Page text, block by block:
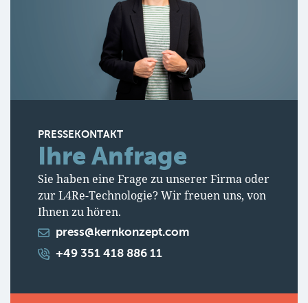
PRESSEKONTAKT
Ihre Anfrage
Sie haben eine Frage zu unserer Firma oder
zur L4Re-Technologie? Wir freuen uns, von
Ihnen zu hören.
press@kernkonzept.com
+49 351 418 886 11